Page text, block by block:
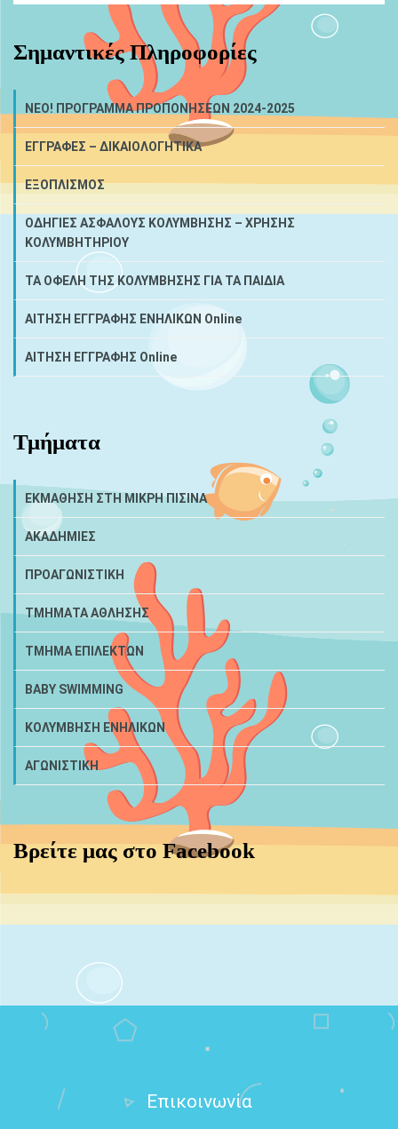
Σημαντικές Πληροφορίες
NEO! ΠΡΟΓΡΑΜΜΑ ΠΡΟΠΟΝΗΣΕΩΝ 2024-2025
ΕΓΓΡΑΦΕΣ – ΔΙΚΑΙΟΛΟΓΗΤΙΚΑ
ΕΞΟΠΛΙΣΜΟΣ
ΟΔΗΓΙΕΣ ΑΣΦΑΛΟΥΣ ΚΟΛΥΜΒΗΣΗΣ – ΧΡΗΣΗΣ
ΚΟΛΥΜΒΗΤΗΡΙΟΥ
ΤΑ ΟΦΕΛΗ ΤΗΣ ΚΟΛΥΜΒΗΣΗΣ ΓΙΑ ΤΑ ΠΑΙΔΙΑ
ΑΙΤΗΣΗ ΕΓΓΡΑΦΗΣ ΕΝΗΛΙΚΩΝ Online
ΑΙΤΗΣΗ ΕΓΓΡΑΦΗΣ Online
Τμήματα
ΕΚΜΑΘΗΣΗ ΣΤΗ ΜΙΚΡΗ ΠΙΣΙΝΑ
ΑΚΑΔΗΜΙΕΣ
ΠΡΟΑΓΩΝΙΣΤΙΚΗ
ΤΜΗΜΑΤΑ ΑΘΛΗΣΗΣ
ΤΜΗΜΑ ΕΠΙΛΕΚΤΩΝ
BABY SWIMMING
ΚΟΛΥΜΒΗΣΗ ΕΝΗΛΙΚΩΝ
ΑΓΩΝΙΣΤΙΚΗ
Βρείτε μας στο Facebook
Επικοινωνία